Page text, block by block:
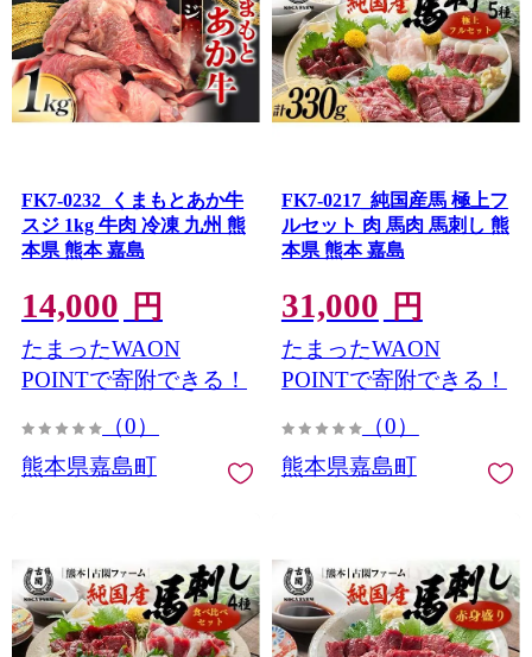
FK7-0232_くまもとあか牛
スジ 1kg 牛肉 冷凍 九州 熊
本県 熊本 嘉島
14,000 円
たまったWAON
POINTで寄附できる！
（0）
熊本県嘉島町
FK7-0217_純国産馬 極上フ
ルセット 肉 馬肉 馬刺し 熊
本県 熊本 嘉島
31,000 円
たまったWAON
POINTで寄附できる！
（0）
熊本県嘉島町